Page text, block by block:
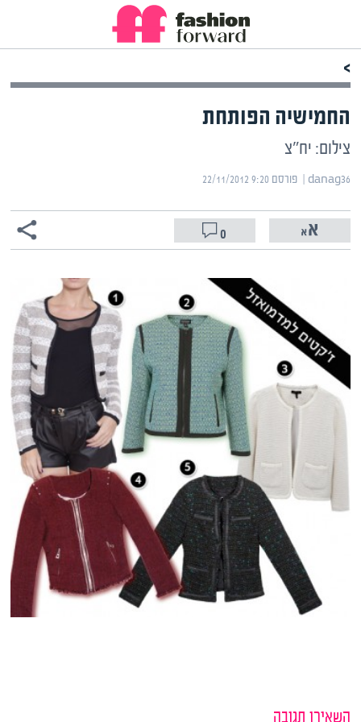
>
החמישיה הפותחת
צילום: יח"צ
danag36 | ‏ פורסם ‎22/11/2012 9:20
0
השאירו תגובה